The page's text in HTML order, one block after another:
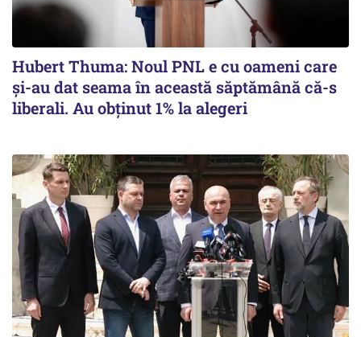
Hubert Thuma: Noul PNL e cu oameni care
și-au dat seama în această săptămână că-s
liberali. Au obținut 1% la alegeri